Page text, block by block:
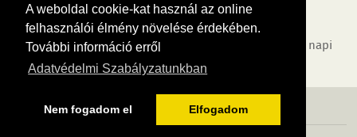
A weboldal cookie-kat használ az online
felhasználói élmény növelése érdekében.
További információ erről
Adatvédelmi Szabályzatunkban
Nem fogadom el Elfogadom
Tudj meg többet városodról! Hírek, programok, képek, napi
menü, cégek…. és minden, ami Rábaköz
MÉDIAAJÁNLÓ ADATVÉDELEM IMPRESSZUM RÓLUNK